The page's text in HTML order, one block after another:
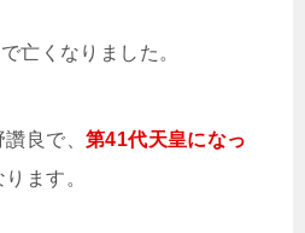
亡くなりました。
讚良で、第41代天皇になっ
ります。